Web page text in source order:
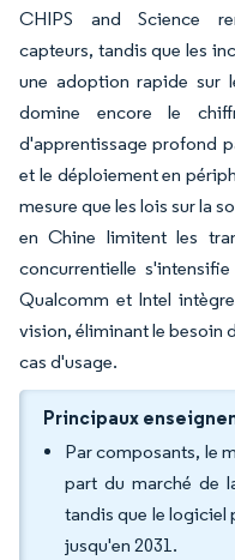
CHIPS and Science
capteurs, tandis que les
une adoption rapide sur
domine encore le
d'apprentissage profond
et le déploiement en
mesure que les lois sur la
en Chine limitent les
concurrentielle
Qualcomm et Intel
vision, éliminant le besoin
cas d'usage.
Principaux
Par composants, le
part du marché de
tandis que le logiciel
jusqu'en 2031.